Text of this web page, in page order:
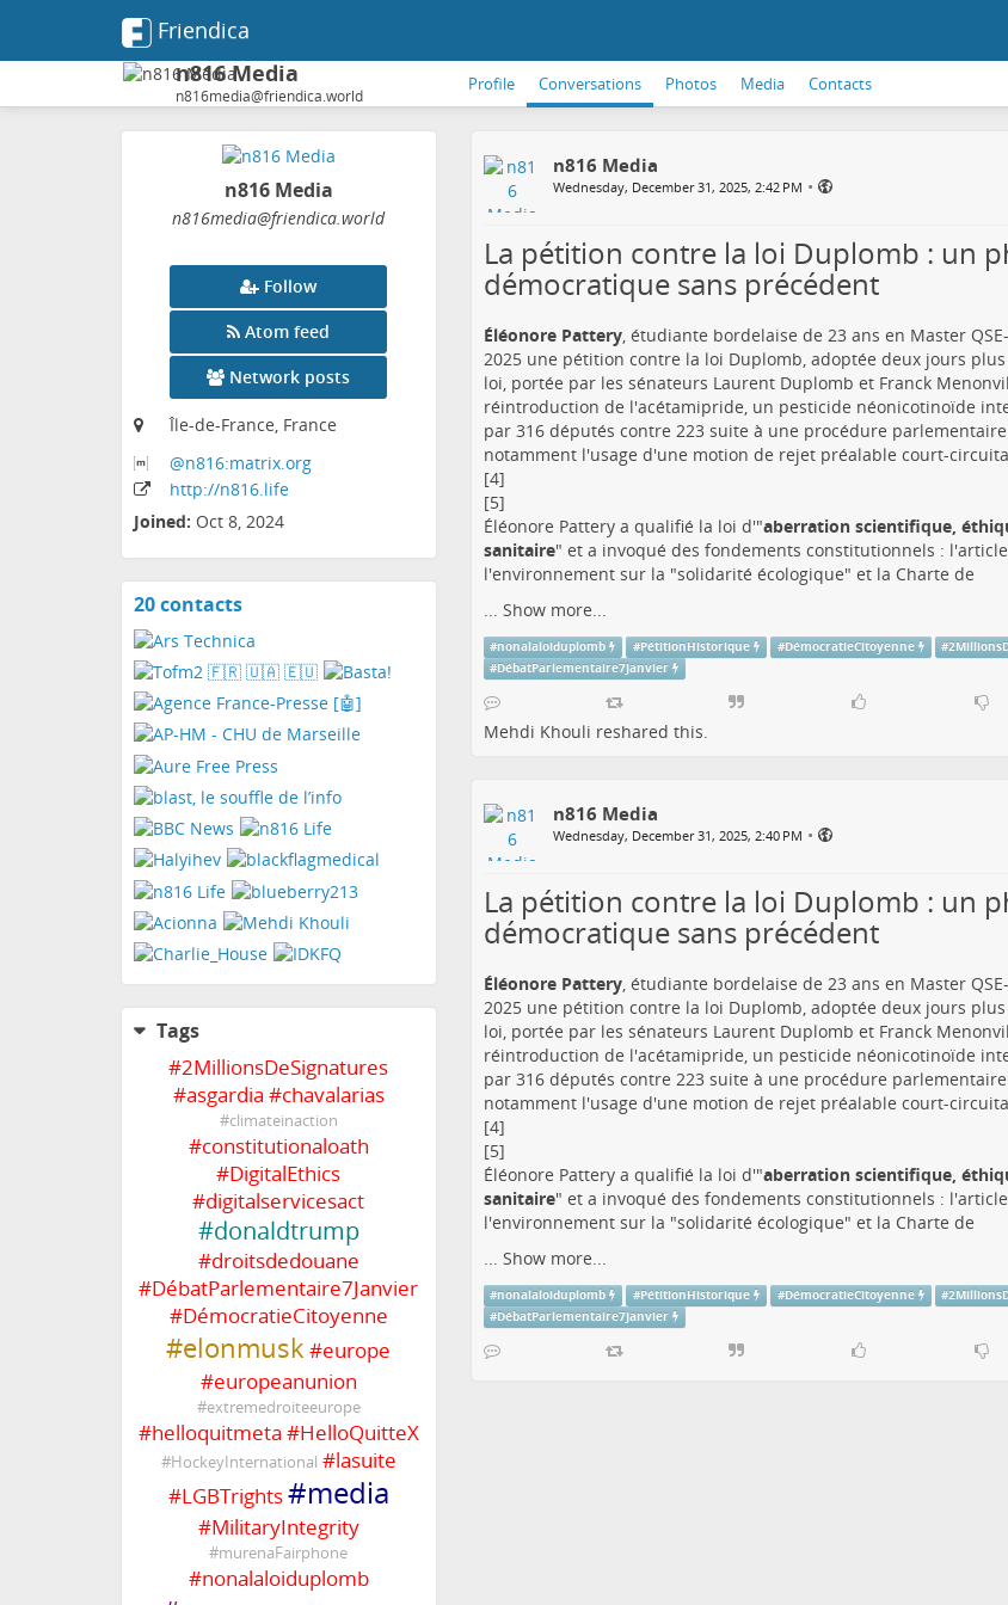
Friendica
n816 Media
n816media@friendica.world
Profile Conversations Photos Media Contacts
n816 Media
n816media@friendica.world
Follow
Atom feed
Network posts
Île-de-France, France
@n816:matrix.org
http://n816.life
Joined: Oct 8, 2024
20 contactsView
Tags
#2MillionsDeSignatures
#asgardia #chavalarias
#climateinaction
#constitutionaloath
#DigitalEthics
#digitalservicesact
#donaldtrump
#droitsdedouane
#DébatParlementaire7Janvier
#DémocratieCitoyenne
#elonmusk #europe
#europeanunion
#extremedroiteeurope
#helloquitmeta #HelloQuitteX
#HockeyInternational #lasuite
#LGBTrights#media
#MilitaryIntegrity
#murenaFairphone
#nonalaloiduplomb
n816 Media
Wednesday, December 31, 2025, 2:42 PM •
La pétition contre la loi Duplomb : un
démocratique sans précédent
Éléonore Pattery, étudiante bordelaise de 23 ans en Master
2025 une pétition contre la loi Duplomb, adoptée deux jours
loi, portée par les sénateurs Laurent Duplomb et Franck
réintroduction de l'acétamipride, un pesticide néonicotinoïde
par 316 députés contre 223 suite à une procédure
notamment l'usage d'une motion de rejet préalable court-
[4]
[5]
Éléonore Pattery a qualifié la loi d'"aberration scientifique,
sanitaire" et a invoqué des fondements constitutionnels : l'article
l'environnement sur la "solidarité écologique" et la Charte de
... Show more...
#nonalaloiduplomb #PétitionHistorique #DémocratieCitoyenne #
#DébatParlementaire7Janvier
Mehdi Khouli reshared this.
n816 Media
Wednesday, December 31, 2025, 2:40 PM •
La pétition contre la loi Duplomb : un
démocratique sans précédent
Éléonore Pattery, étudiante bordelaise de 23 ans en Master
2025 une pétition contre la loi Duplomb, adoptée deux jours
loi, portée par les sénateurs Laurent Duplomb et Franck
réintroduction de l'acétamipride, un pesticide néonicotinoïde
par 316 députés contre 223 suite à une procédure
notamment l'usage d'une motion de rejet préalable court-
[4]
[5]
Éléonore Pattery a qualifié la loi d'"aberration scientifique,
sanitaire" et a invoqué des fondements constitutionnels : l'article
l'environnement sur la "solidarité écologique" et la Charte de
... Show more...
#nonalaloiduplomb #PétitionHistorique #DémocratieCitoyenne #
#DébatParlementaire7Janvier